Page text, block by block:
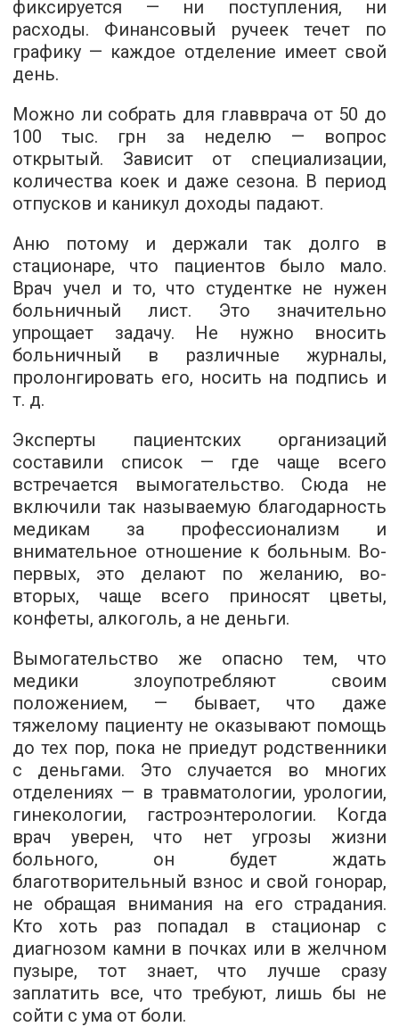
фиксируется — ни поступления, ни
расходы. Финансовый ручеек течет по
графику — каждое отделение имеет свой
день.
Можно ли собрать для главврача от 50 до
100 тыс. грн за неделю — вопрос
открытый. Зависит от специализации,
количества коек и даже сезона. В период
отпусков и каникул доходы падают.
Аню потому и держали так долго в
стационаре, что пациентов было мало.
Врач учел и то, что студентке не нужен
больничный лист. Это значительно
упрощает задачу. Не нужно вносить
больничный в различные журналы,
пролонгировать его, носить на подпись и
т. д.
Эксперты пациентских организаций
составили список — где чаще всего
встречается вымогательство. Сюда не
включили так называемую благодарность
медикам за профессионализм и
внимательное отношение к больным. Во-
первых, это делают по желанию, во-
вторых, чаще всего приносят цветы,
конфеты, алкоголь, а не деньги.
Вымогательство же опасно тем, что
медики злоупотребляют своим
положением, — бывает, что даже
тяжелому пациенту не оказывают помощь
до тех пор, пока не приедут родственники
с деньгами. Это случается во многих
отделениях — в травматологии, урологии,
гинекологии, гастроэнтерологии. Когда
врач уверен, что нет угрозы жизни
больного, он будет ждать
благотворительный взнос и свой гонорар,
не обращая внимания на его страдания.
Кто хоть раз попадал в стационар с
диагнозом камни в почках или в желчном
пузыре, тот знает, что лучше сразу
заплатить все, что требуют, лишь бы не
сойти с ума от боли.